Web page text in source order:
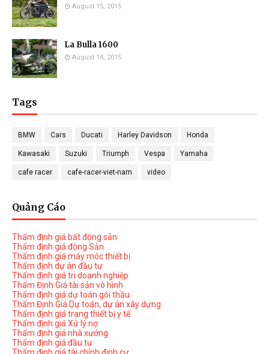
August 15, 2015
La Bulla 1600
August 14, 2015
Tags
BMW Cars Ducati Harley Davidson Honda
Kawasaki Suzuki Triumph Vespa Yamaha
cafe racer cafe-racer-viet-nam video
Quảng Cáo
Thẩm định giá bất động sản
Thẩm định giá động Sản
Thẩm định giá máy móc thiết bị
Thẩm định dự án đầu tư
Thẩm định giá tri doanh nghiệp
Thẩm Định Giá tài sản vô hình
Thẩm định giá dự toán gói thầu
Thẩm Định Giá Dự toán, dự án xây dựng
Thẩm định giá trang thiết bị y tế
Thẩm định giá Xử lý nợ
Thẩm định giá nhà xưởng
Thẩm định giá đầu tư